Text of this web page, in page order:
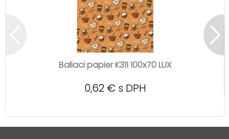
Baliaci papier K311 100x70 LUX
0,62 € s DPH